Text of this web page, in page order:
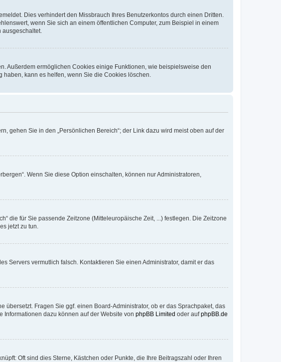
Dies verhindert den Missbrauch Ihres Benutzerkontos durch einen Dritten.
wenn Sie sich an einem öffentlichen Computer, zum Beispiel in einem
ausgeschaltet.
Außerdem ermöglichen Cookies einige Funktionen, wie beispielsweise den
haben, kann es helfen, wenn Sie die Cookies löschen.
gehen Sie in den „Persönlichen Bereich“; der Link dazu wird meist oben auf der
Wenn Sie diese Option einschalten, können nur Administratoren,
die für Sie passende Zeitzone (Mitteleuropäische Zeit, ...) festlegen. Die Zeitzone
jetzt zu tun.
Servers vermutlich falsch. Kontaktieren Sie einen Administrator, damit er das
Fragen Sie ggf. einen Board-Administrator, ob er das Sprachpaket, das
dazu können auf der Website von phpBB Limited oder aufphpBB.de
Oft sind dies Sterne, Kästchen oder Punkte, die Ihre Beitragszahl oder Ihren